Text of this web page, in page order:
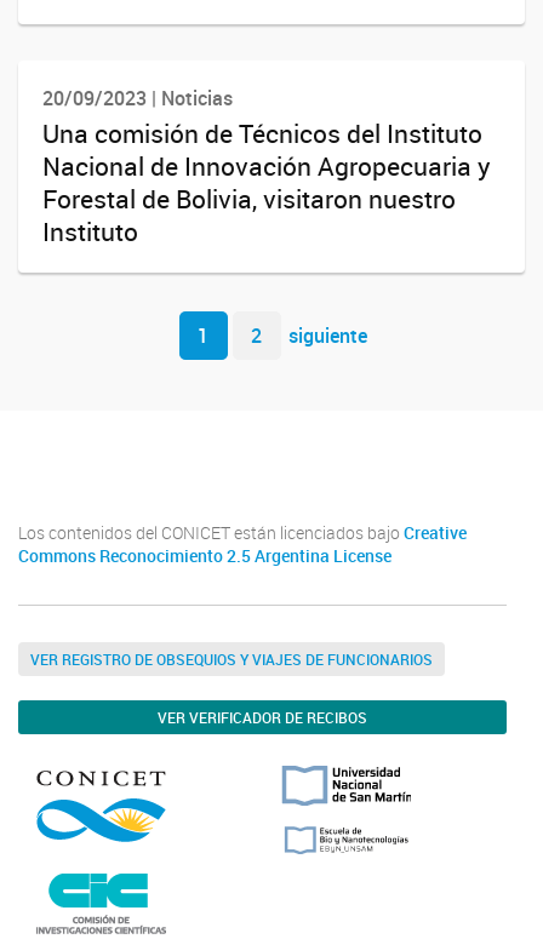
20/09/2023 | Noticias
Una comisión de Técnicos del Instituto
Nacional de Innovación Agropecuaria y
Forestal de Bolivia, visitaron nuestro
Instituto
Navegador de artículos
1 2 siguiente
Los contenidos del CONICET están licenciados bajo Creative
Commons Reconocimiento 2.5 Argentina License
VER REGISTRO DE OBSEQUIOS Y VIAJES DE FUNCIONARIOS
VER VERIFICADOR DE RECIBOS